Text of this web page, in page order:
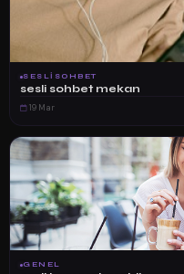
SESLISOHBET
sesli sohbet mekan
19 Mar
GENEL